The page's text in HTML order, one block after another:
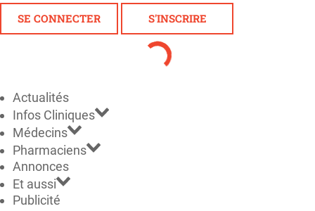
SE CONNECTER S'INSCRIRE
Actualités
Infos Cliniques
Médecins
Pharmaciens
Annonces
Et aussi
Publicité